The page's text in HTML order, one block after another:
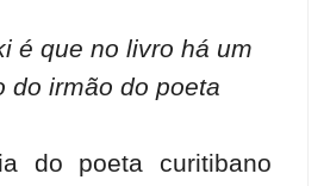
é que no livro há um
do irmão do poeta
do poeta curitibano